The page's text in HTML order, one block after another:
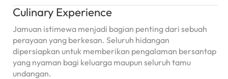
Culinary Experience
Jamuan istimewa menjadi bagian penting dari sebuah
perayaan yang berkesan. Seluruh hidangan
dipersiapkan untuk memberikan pengalaman bersantap
yang nyaman bagi keluarga maupun seluruh tamu
undangan.